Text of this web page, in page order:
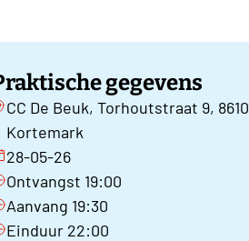
gegevens
CC De Beuk, Torhoutstraat 9, 8610
Kortemark
28-05-26
Ontvangst 19:00
Aanvang 19:30
Einduur 22:00